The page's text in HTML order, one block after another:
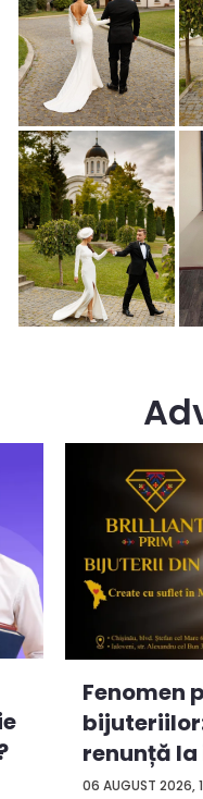
06 AUGUST 2026,
Fenomen
renunță
...